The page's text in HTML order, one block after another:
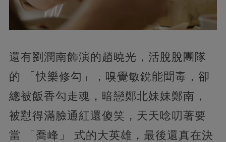
還有劉潤南飾演的趙曉光，活脫脫團隊
的 「快樂修勾」，嗅覺敏銳能聞毒，卻
總被飯香勾走魂，暗戀鄭北妹妹鄭南，
被懟得滿臉通紅還傻笑，天天唸叨著要
當 「喬峰」 式的大英雄，最後還真在決